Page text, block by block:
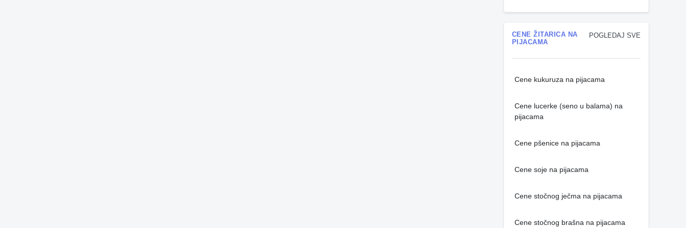
POGLEDAJ SVE
CENE ŽITARICA NA
PIJACAMA
Cene kukuruza na pijacama
Cene lucerke (seno u balama) na
pijacama
Cene pšenice na pijacama
Cene soje na pijacama
Cene stočnog ječma na pijacama
Cene stočnog brašna na pijacama